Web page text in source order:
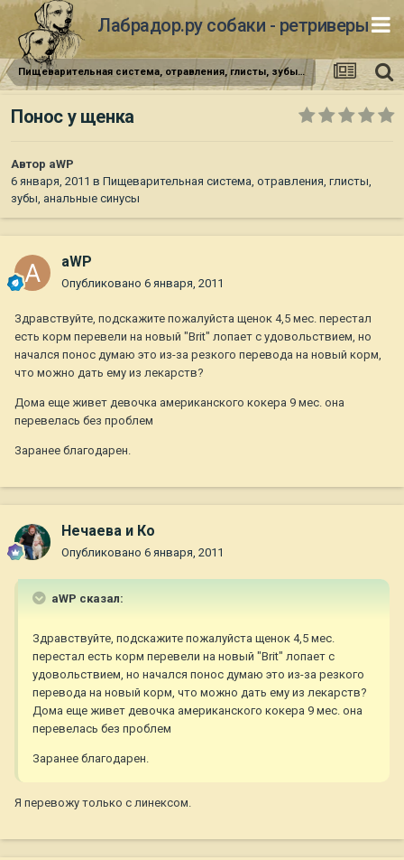
Лабрадор.ру собаки - ретриверы
Пищеварительная система, отравления, глисты, зубы, анальные синусы
Понос у щенка
Автор aWP
6 января, 2011 в Пищеварительная система, отравления, глисты,
зубы, анальные синусы
aWP
Опубликовано 6 января, 2011
Здравствуйте, подскажите пожалуйста щенок 4,5 мес. перестал
есть корм перевели на новый "Brit" лопает с удовольствием, но
начался понос думаю это из-за резкого перевода на новый корм,
что можно дать ему из лекарств?
Дома еще живет девочка американского кокера 9 мес. она
перевелась без проблем
Заранее благодарен.
Нечаева и Ко
Опубликовано 6 января, 2011
aWP сказал:
Здравствуйте, подскажите пожалуйста щенок 4,5 мес.
перестал есть корм перевели на новый "Brit" лопает с
удовольствием, но начался понос думаю это из-за резкого
перевода на новый корм, что можно дать ему из лекарств?
Дома еще живет девочка американского кокера 9 мес. она
перевелась без проблем
Заранее благодарен.
Я перевожу только с линексом.